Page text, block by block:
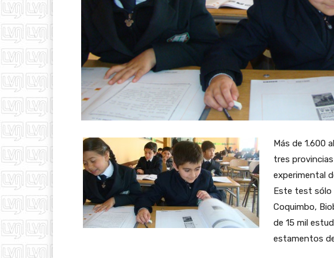
Más de 1.600
tres
experimental
Este test sólo
Coquimbo,
de 15 mil
estamentos